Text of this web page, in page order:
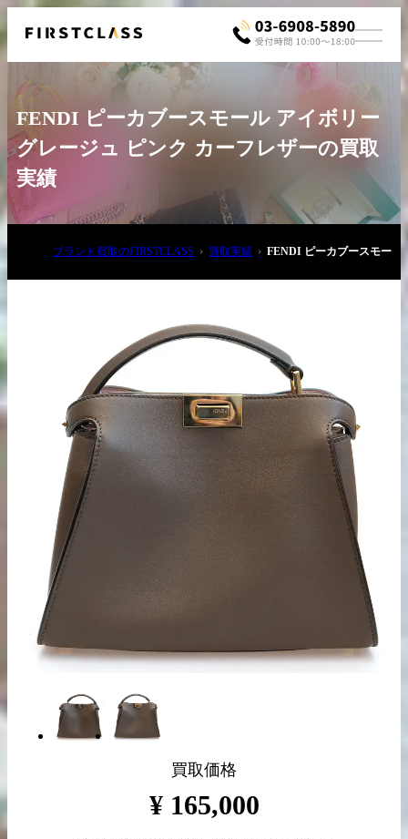
03-6908-5890
出張買取の
お申込み
宅配買取の
お申込み
FENDI ピーカブースモール アイボリー
グレージュ ピンク カーフレザーの買取
実績
ブランド買取のFIRSTCLASS 買取実績 FENDI ピーカブースモール
買取価格
¥ 165,000